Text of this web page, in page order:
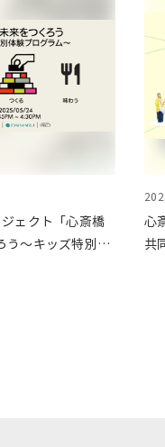
ェクト「心斎橋
う～キッズ特別体
心
共